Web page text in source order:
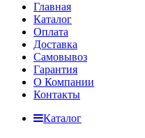
Главная
Каталог
Оплата
Доставка
Самовывоз
Гарантия
О Компании
Контакты
Каталог